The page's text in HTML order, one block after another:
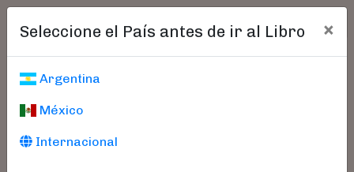
Seleccione el País antes de ir al Libro ×
Argentina
México
Internacional